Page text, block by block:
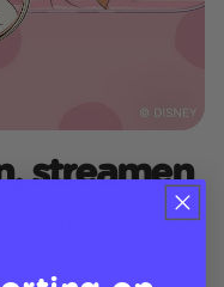
streamen
charmante touch